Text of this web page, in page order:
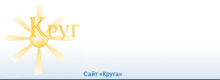
Сайт «Круга»